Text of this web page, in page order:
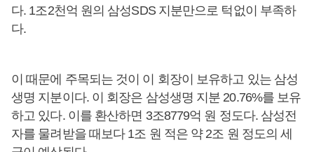
다. 1조2천억 원의 삼성SDS 지분만으로 턱없이 부족하
다.
이 때문에 주목되는 것이 이 회장이 보유하고 있는 삼성
생명 지분이다. 이 회장은 삼성생명 지분 20.76%를 보유
하고 있다. 이를 환산하면 3조8779억 원 정도다. 삼성전
자를 물려받을 때보다 1조 원 적은 약 2조 원 정도의 세